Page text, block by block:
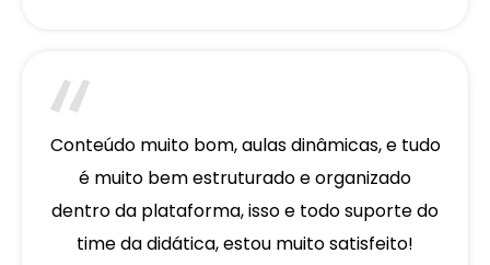
Conteúdo muito bom, aulas dinâmicas, e tudo
é muito bem estruturado e organizado
dentro da plataforma, isso e todo suporte do
time da didática, estou muito satisfeito!